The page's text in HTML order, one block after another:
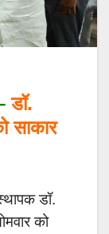
डॉ.
साकार
डॉ.
को